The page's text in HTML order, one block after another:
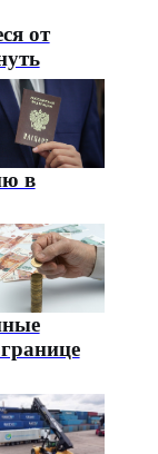
от
в